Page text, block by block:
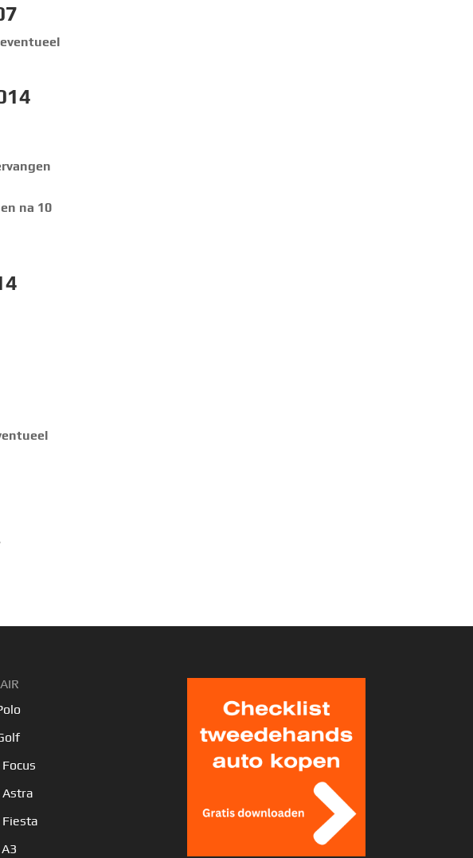
na 10
Astra
Fiesta